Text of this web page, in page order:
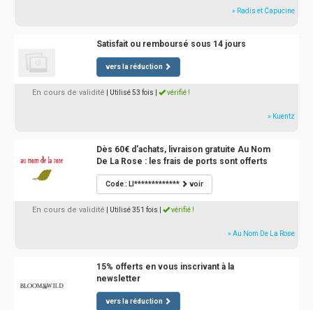
» Radis et Capucine
Satisfait ou remboursé sous 14 jours
vers la réduction
En cours de validité | Utilisé 53 fois vérifié !
» Kuentz
Dès 60€ d'achats, livraison gratuite Au Nom
De La Rose : les frais de ports sont offerts
Code : LI************* voir
En cours de validité | Utilisé 351 fois vérifié !
» Au Nom De La Rose
15% offerts en vous inscrivant à la
newsletter
vers la réduction